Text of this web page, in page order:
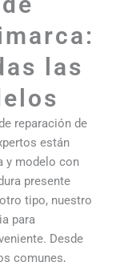
las
reparación de
están
y modelo con
presente
tipo, nuestro
para
Desde
comunes,